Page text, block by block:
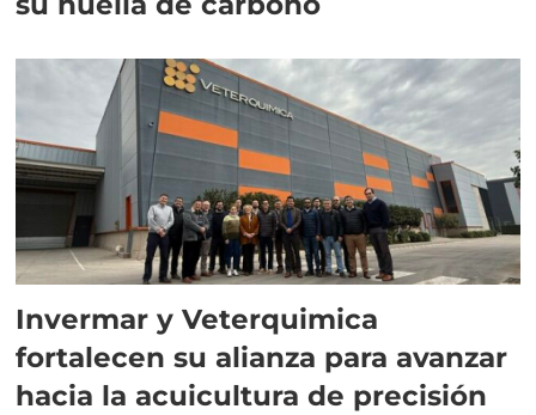
Invermar y Veterquimica
fortalecen su alianza para avanzar
hacia la acuicultura de precisión